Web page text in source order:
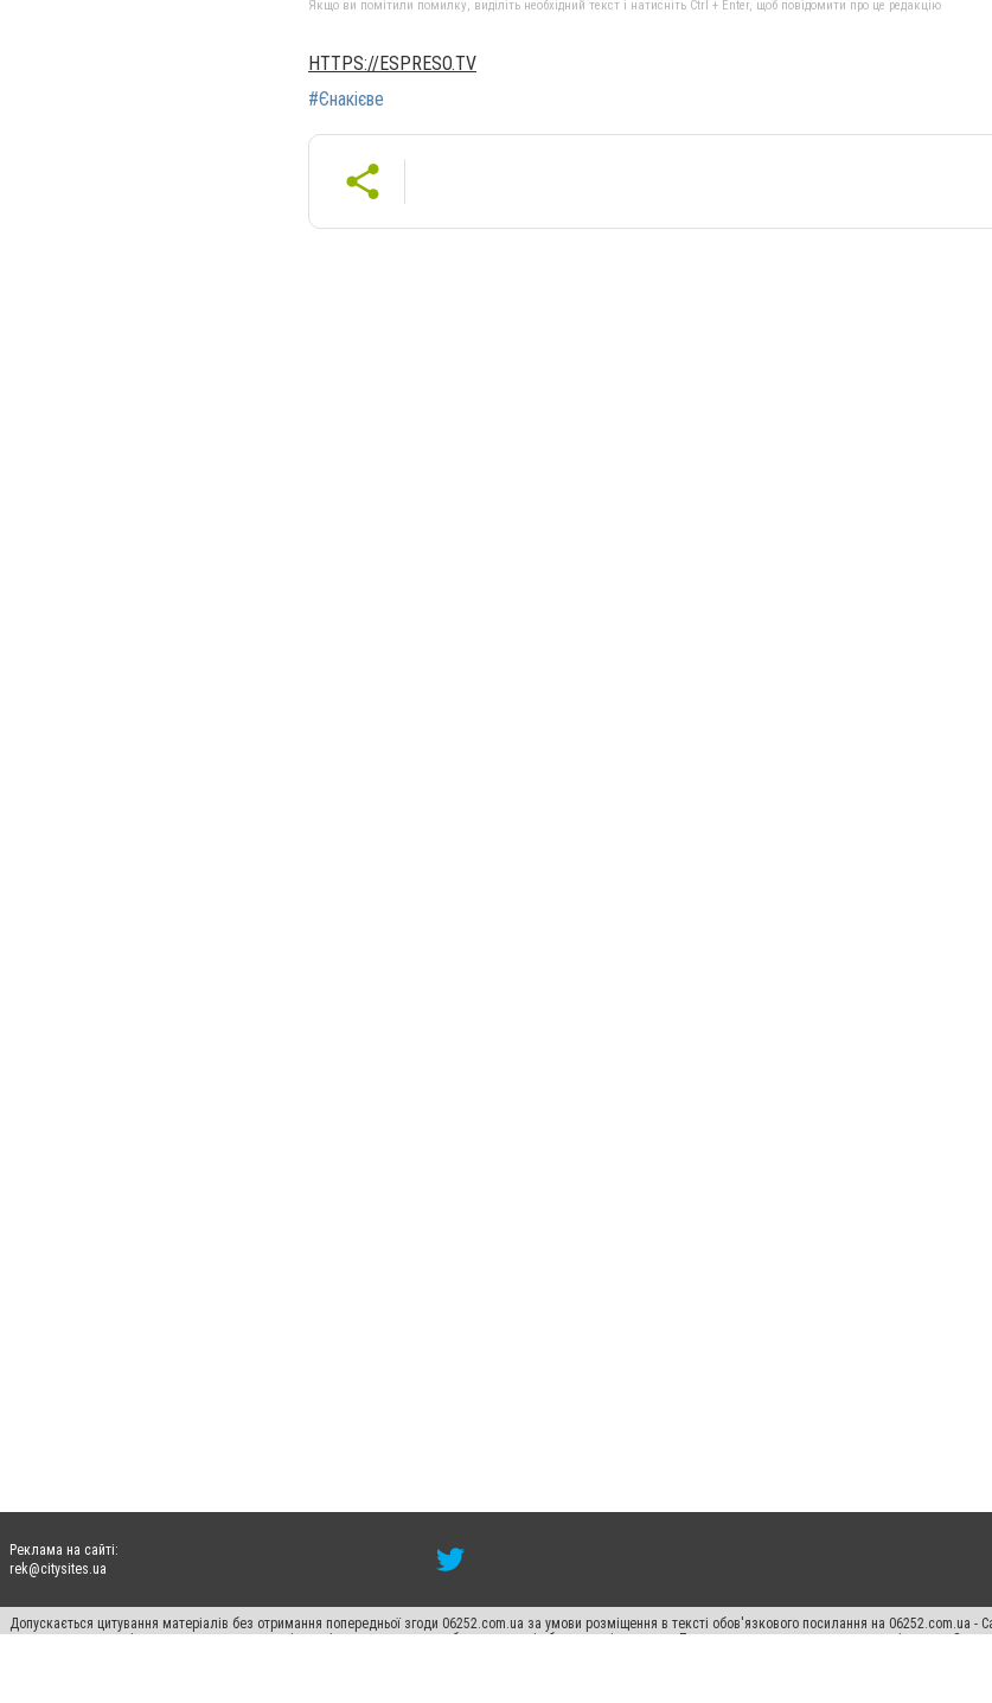
Якщо ви помітили помилку, виділіть необхідний текст і натисніть Ctrl + Enter, щоб повідомити про це редакцію
HTTPS://ESPRESO.TV
#Єнакієве
Реклама на сайті:
rek@citysites.ua
Допускається цитування матеріалів без отримання попередньої згоди 06252.com.ua за умови розміщення в тексті обов'язкового посилання на 06252.com.ua -
пошукових систем гіперпосилання на цитовані статті не нижче другого абзацу в тексті або в якості джерела. Порушення виняткових прав переслідується